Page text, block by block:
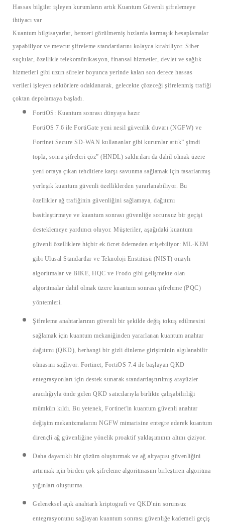
Hassas bilgiler işleyen kurumların artık Kuantum Güvenli şifrelemeye
ihtiyacı var
Kuantum bilgisayarlar, benzeri görülmemiş hızlarda karmaşık hesaplamalar
yapabiliyor ve mevcut şifreleme standartlarını kolayca kırabiliyor. Siber
suçlular, özellikle telekomünikasyon, finansal hizmetler, devlet ve sağlık
hizmetleri gibi uzun süreler boyunca yerinde kalan son derece hassas
verileri işleyen sektörlere odaklanarak, gelecekte çözeceği şifrelenmiş trafiği
çoktan depolamaya başladı.
FortiOS : Kuantum sonrası dünyaya hazır
FortiOS 7.6 ile FortiGate yeni nesil güvenlik duvarı (NGFW) ve
Fortinet Secure SD-WAN kullananlar gibi kurumlar artık” şimdi
topla, sonra şifreleri çöz” (HNDL) saldırıları da dahil olmak üzere
yeni ortaya çıkan tehditlere karşı savunma sağlamak için tasarlanmış
yerleşik kuantum güvenli özelliklerden yararlanabiliyor. Bu
özellikler ağ trafiğinin güvenliğini sağlamaya, dağıtımı
basitleştirmeye ve kuantum sonrası güvenliğe sorunsuz bir geçişi
desteklemeye yardımcı oluyor. Müşteriler, aşağıdaki kuantum
güvenli özelliklere hiçbir ek ücret ödemeden erişebiliyor: ML-KEM
gibi Ulusal Standartlar ve Teknoloji Enstitüsü (NIST) onaylı
algoritmalar ve BIKE, HQC ve Frodo gibi gelişmekte olan
algoritmalar dahil olmak üzere kuantum sonrası şifreleme (PQC)
yöntemleri.
Şifreleme anahtarlarının güvenli bir şekilde değiş tokuş edilmesini
sağlamak için kuantum mekaniğinden yararlanan kuantum anahtar
dağıtımı (QKD), herhangi bir gizli dinleme girişiminin algılanabilir
olmasını sağlıyor. Fortinet, FortiOS 7.4 ile başlayan QKD
entegrasyonları için destek sunarak standartlaştırılmış arayüzler
aracılığıyla önde gelen QKD satıcılarıyla birlikte çalışabilirliği
mümkün kıldı. Bu yetenek, Fortinet'in kuantum güvenli anahtar
değişim mekanizmalarını NGFW mimarisine entegre ederek kuantum
dirençli ağ güvenliğine yönelik proaktif yaklaşımının altını çiziyor.
Daha dayanıklı bir çözüm oluşturmak ve ağ altyapısı güvenliğini
artırmak için birden çok şifreleme algoritmasını birleştiren algoritma
yığınları oluşturma.
Geleneksel açık anahtarlı kriptografi ve QKD'nin sorunsuz
entegrasyonunu sağlayan kuantum sonrası güvenliğe kademeli geçiş